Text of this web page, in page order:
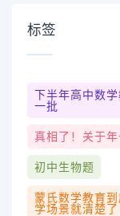
标签
下半年高中数
一批
真相了！关于
初中生物题
蒙氏数学教育
学场景就清楚了